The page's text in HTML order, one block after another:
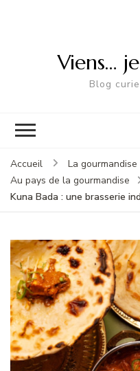
Viens…
Blog
Accueil
La
Au pays de la gourmandise
Kuna Bada : une brasserie